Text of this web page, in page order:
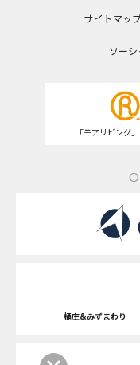
サイトマッ
ソー
「モアリビング
桶庄&みずまわり